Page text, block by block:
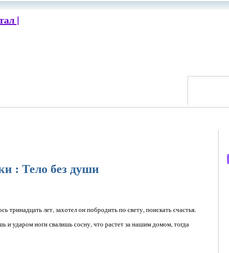
|
: Тело без души
лет, захотел он побродить по свету, поискать счастья.
и ударом ноги свалишь сосну, что растет за нашим домом, тогда